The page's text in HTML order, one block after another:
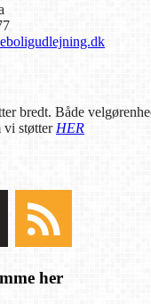
bredt. Både
vi støtter HER
her